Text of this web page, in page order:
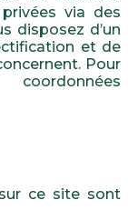
via des
disposez d’un
et de
Pour
ce site sont